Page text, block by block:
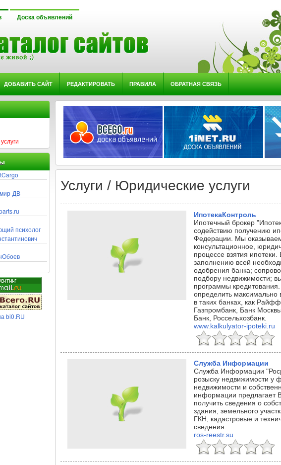
Доска объявлений
ДОБАВИТЬ САЙТ РЕДАКТИРОВАТЬ ПРАВИЛА ОБРАТНАЯ СВЯЗЬ
ДВ
психолог
bi0.RU
Услуги / Юридические услуги
ИпотекаКонтроль
Ипотечный брокер
содействию получению
Федерации. Мы
консультационное,
процессе взятия
заполнению всей
одобрения банка;
подбору недвижимости;
программы
определить максимально
в таких банках, как
Газпромбанк, Банк
Банк, Россельхозбанк.
www.kalkulyator-ipoteki.ru
Служба Информации
Служба Информации
розыску недвижимости у
недвижимости и
информации предлагает
получить сведения о
здания, земельного
ГКН, кадастровые и
сведения.
ros-reestr.su